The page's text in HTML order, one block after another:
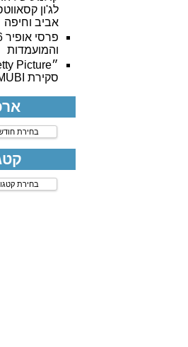
לג'ון
אביב וחיפה
והמועמדות
סקירת MUBI
ארכיונים
קטגוריות